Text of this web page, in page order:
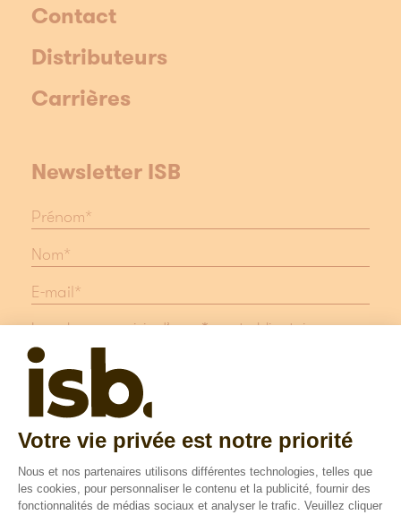
Contact
Distributeurs
Carrières
Newsletter ISB
Les champs suivis d'une * sont obligatoires
Protection des données
Mentions légales